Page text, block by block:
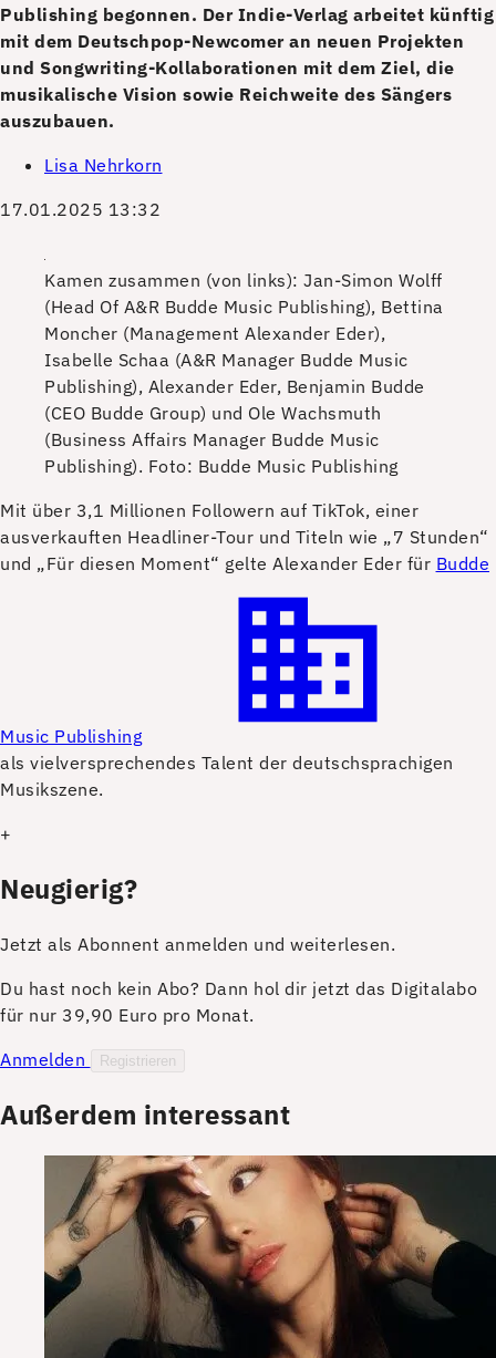
Publishing begonnen. Der Indie-Verlag arbeitet künftig
mit dem Deutschpop-Newcomer an neuen Projekten
und Songwriting-Kollaborationen mit dem Ziel, die
musikalische Vision sowie Reichweite des Sängers
auszubauen.
Lisa Nehrkorn
17.01.2025 13:32
Kamen zusammen (von links): Jan-Simon Wolff
(Head Of A&R Budde Music Publishing), Bettina
Moncher (Management Alexander Eder),
Isabelle Schaa (A&R Manager Budde Music
Publishing), Alexander Eder, Benjamin Budde
(CEO Budde Group) und Ole Wachsmuth
(Business Affairs Manager Budde Music
Publishing). Foto: Budde Music Publishing
Mit über 3,1 Millionen Followern auf TikTok, einer
ausverkauften Headliner-Tour und Titeln wie „7 Stunden“
und „Für diesen Moment“ gelte Alexander Eder für Budde
Music Publishing
als vielversprechendes Talent der deutschsprachigen
Musikszene.
+
Neugierig?
Jetzt als Abonnent anmelden und weiterlesen.
Du hast noch kein Abo? Dann hol dir jetzt das Digitalabo
für nur 39,90 Euro pro Monat.
Anmelden
Registrieren
Außerdem interessant